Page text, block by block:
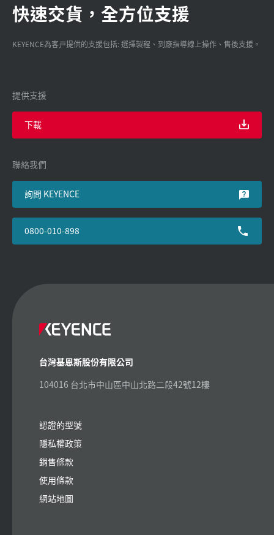
快速交貨，全方位支援
KEYENCE為客戸提供的支援包括: 選擇製程、到廠指導線上操作、售後支援。
提供支援
下載
聯絡我們
詢問 KEYENCE
0800-010-898
台灣基恩斯股份有限公司
104016 台北市中山區中山北路二段42號12樓
認證的型號
隱私權政策
銷售條款
使用條款
網站地圖